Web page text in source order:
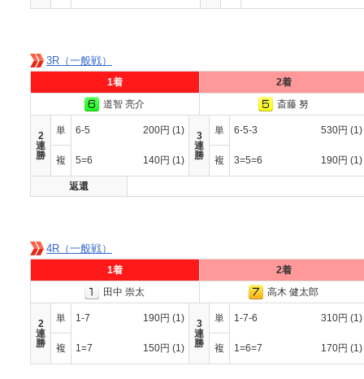
3R（一般戦）
1着
2着
道智 亮介
斎藤 努
2
連
勝
単 6-5 200円 (1)
3
連
勝
単 6-5-3 530円 (1)
複 5=6 140円 (1) 複 3=5=6 190円 (1)
返還
4R（一般戦）
1着
2着
田中 崇太
高木 健太郎
2
連
勝
単 1-7 190円 (1)
3
連
勝
単 1-7-6 310円 (1)
複 1=7 150円 (1) 複 1=6=7 170円 (1)